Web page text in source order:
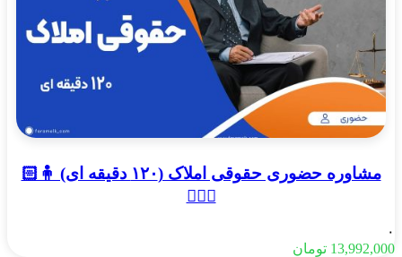
مشاوره حضوری حقوقی املاک (۱۲۰ دقیقه ای) 🧍🏻
🧍🏻‍♂️
۰
13,992,000 تومان